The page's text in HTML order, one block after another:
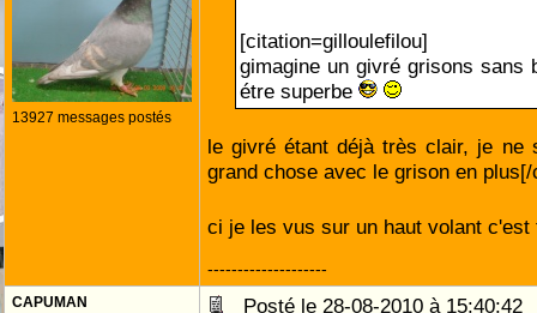
13927 messages postés
[citation=gilloulefilou]
gimagine un givré grisons sans
étre superbe
le givré étant déjà très clair, je ne
grand chose avec le grison en
ci je les vus sur un haut volant
--------------------
CAPUMAN
Posté le 28-08-2010 à